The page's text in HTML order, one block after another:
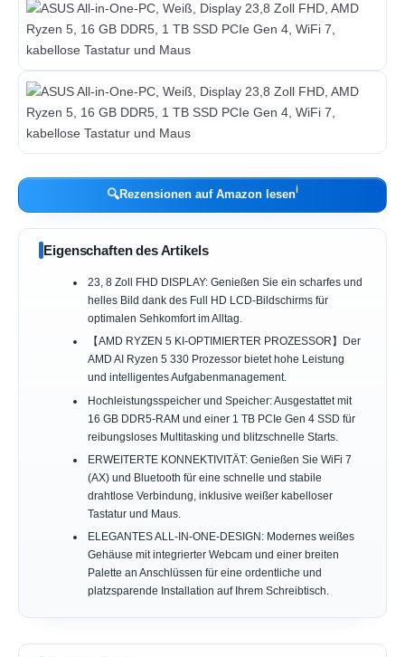
🔍Rezensionen auf Amazon lesenℹ︎
Eigenschaften des Artikels
23, 8 Zoll FHD DISPLAY: Genießen Sie ein scharfes und
helles Bild dank des Full HD LCD-Bildschirms für
optimalen Sehkomfort im Alltag.
【AMD RYZEN 5 KI-OPTIMIERTER PROZESSOR】Der
AMD AI Ryzen 5 330 Prozessor bietet hohe Leistung
und intelligentes Aufgabenmanagement.
Hochleistungsspeicher und Speicher: Ausgestattet mit
16 GB DDR5-RAM und einer 1 TB PCIe Gen 4 SSD für
reibungsloses Multitasking und blitzschnelle Starts.
ERWEITERTE KONNEKTIVITÄT: Genießen Sie WiFi 7
(AX) und Bluetooth für eine schnelle und stabile
drahtlose Verbindung, inklusive weißer kabelloser
Tastatur und Maus.
ELEGANTES ALL-IN-ONE-DESIGN: Modernes weißes
Gehäuse mit integrierter Webcam und einer breiten
Palette an Anschlüssen für eine ordentliche und
platzsparende Installation auf Ihrem Schreibtisch.